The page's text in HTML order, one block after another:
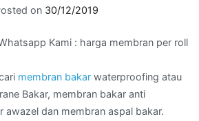
on 30/12/2019
Kami : harga membran per roll
membran bakar waterproofing atau
Bakar, membran bakar anti
awazel dan membran aspal bakar.